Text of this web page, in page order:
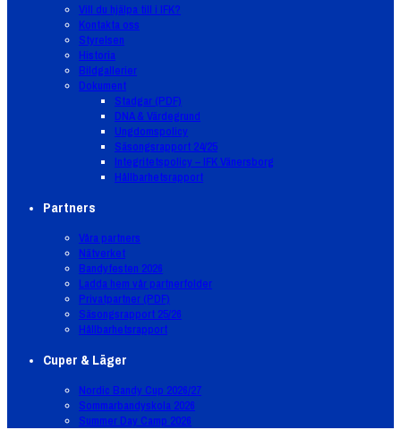
Vill du hjälpa till i IFK?
Kontakta oss
Styrelsen
Historia
Bildgallerier
Dokument
Stadgar (PDF)
DNA & Värdegrund
Ungdomspolicy
Säsongsrapport 24/25
Integritetspolicy – IFK Vänersborg
Hållbarhetsrapport
Partners
Våra partners
Nätverket
Bandyfesten 2026
Ladda hem vår partnerfolder
Privatpartner (PDF)
Säsongsrapport 25/26
Hållbarhetsrapport
Cuper & Läger
Nordic Bandy Cup 2026/27
Sommarbandyskola 2026
Summer Day Camp 2026